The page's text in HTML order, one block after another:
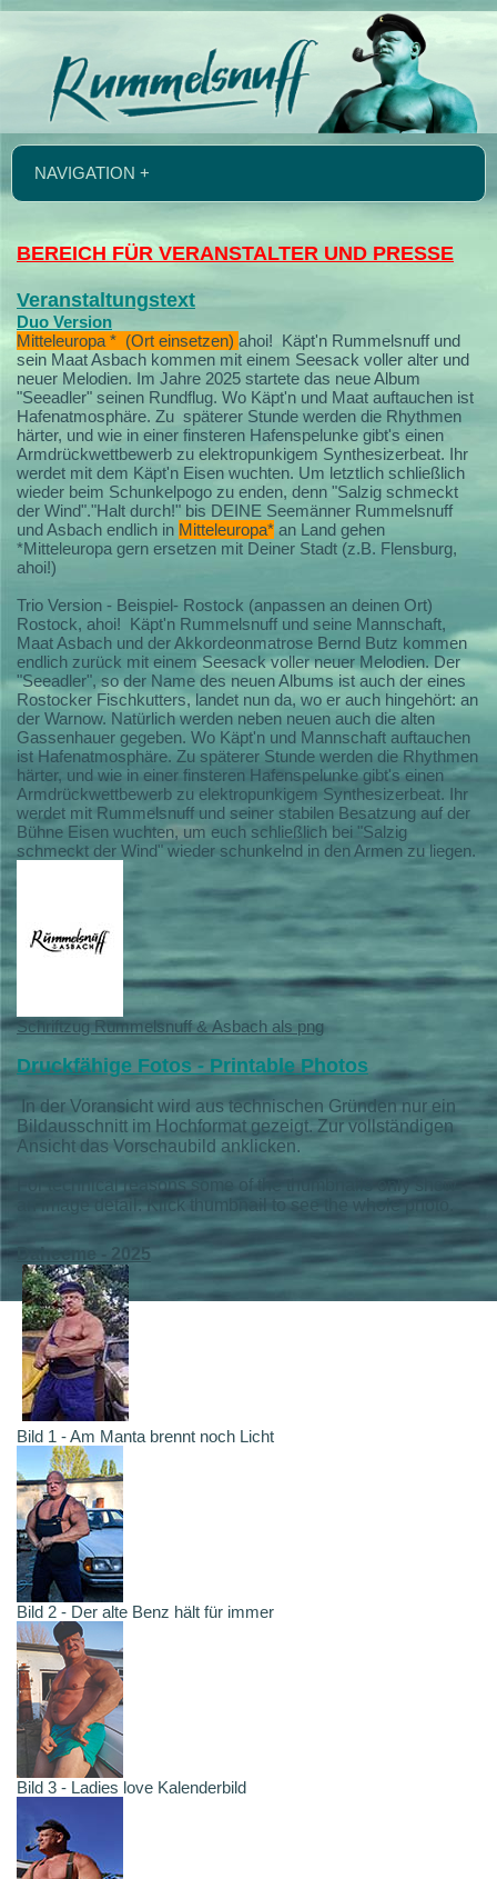
NAVIGATION +
BEREICH FÜR VERANSTALTER UND PRESSE
Veranstaltungstext
Duo Version
Mitteleuropa * (Ort einsetzen) ahoi! Käpt'n Rummelsnuff und
sein Maat Asbach kommen mit einem Seesack voller alter und
neuer Melodien. Im Jahre 2025 startete das neue Album
"Seeadler" seinen Rundflug. Wo Käpt'n und Maat auftauchen ist
Hafenatmosphäre. Zu späterer Stunde werden die Rhythmen
härter, und wie in einer finsteren Hafenspelunke gibt's einen
Armdrückwettbewerb zu elektropunkigem Synthesizerbeat. Ihr
werdet mit dem Käpt'n Eisen wuchten. Um letztlich schließlich
wieder beim Schunkelpogo zu enden, denn "Salzig schmeckt
der Wind"."Halt durch!" bis DEINE Seemänner Rummelsnuff
und Asbach endlich in Mitteleuropa* an Land gehen
*Mitteleuropa gern ersetzen mit Deiner Stadt (z.B. Flensburg,
ahoi!)
Trio Version - Beispiel- Rostock (anpassen an deinen Ort)
Rostock, ahoi! Käpt'n Rummelsnuff und seine Mannschaft,
Maat Asbach und der Akkordeonmatrose Bernd Butz kommen
endlich zurück mit einem Seesack voller neuer Melodien. Der
"Seeadler", so der Name des neuen Albums ist auch der eines
Rostocker Fischkutters, landet nun da, wo er auch hingehört: an
der Warnow. Natürlich werden neben neuen auch die alten
Gassenhauer gegeben. Wo Käpt'n und Mannschaft auftauchen
ist Hafenatmosphäre. Zu späterer Stunde werden die Rhythmen
härter, und wie in einer finsteren Hafenspelunke gibt's einen
Armdrückwettbewerb zu elektropunkigem Synthesizerbeat. Ihr
werdet mit Rummelsnuff und seiner stabilen Besatzung auf der
Bühne Eisen wuchten, um euch schließlich bei "Salzig
schmeckt der Wind" wieder schunkelnd in den Armen zu liegen.
Schriftzug Rummelsnuff & Asbach als png
Druckfähige Fotos - Printable Photos
In der Voransicht wird aus technischen Gründen nur ein
Bildausschnitt im Hochformat gezeigt. Zur vollständigen
Ansicht das Vorschaubild anklicken.
For technical reasons some of the thumbnails only show
an image detail. Klick thumbnail to see the whole photo.
Daheeme - 2025
Bild 1 - Am Manta brennt noch Licht
Bild 2 - Der alte Benz hält für immer
Bild 3 - Ladies love Kalenderbild